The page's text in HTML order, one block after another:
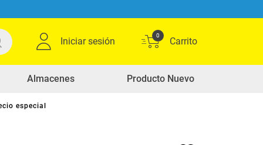
Iniciar sesión
0
Almacenes Producto Nuevo
especial